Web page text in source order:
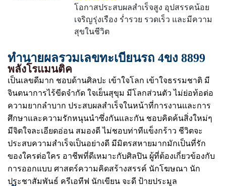
โอกาสประสบผลสำเร็จสูง อุปสรรคน้อย
เจริญรุ่งเรือง ร่ำรวย รวดเร็ว และมีความ
สุขในชีวิต
ทำนายผลรวมเลขทะเบียนรถ 4ขง 8899
พลังโรแมนติค
เป็นเลขดีมาก ชอบด้านศิลปะ เข้าใจโลก เข้าใจธรรมชาติ มี
จินตนาการไร้ขีดจำกัด ใจเย็นสุขุม มีโลกส่วนตัว ไม่ย่อท้อต่อ
ความยากลำบาก ประสบผลสำเร็จในหน้าที่การงานและการ
ศึกษาและความรักหนุนนำซึ่งกันและกัน ชอบคิดค้นสิ่งใหม่ๆ
มีจิตใจละเอียดอ่อน สมองดี ไม่ชอบท่าทีแข็งกร้าว ชีวิตจะ
ประสบความสำเร็จเป็นอย่างดี มีมิตรสหายมากมักเป็นที่รัก
ของใครต่อใคร อาชีพที่ดีเหมาะกับศิลปิน ผู้ที่ต้องเกี่ยวข้องกับ
การออกแบบ ศาสตร์ความคิดสร้างสรรค์ นักโฆษณา นัก
ประชาสัมพันธ์ ครีเอทีฟ นักเขียน จะดี ป้ายประมูล